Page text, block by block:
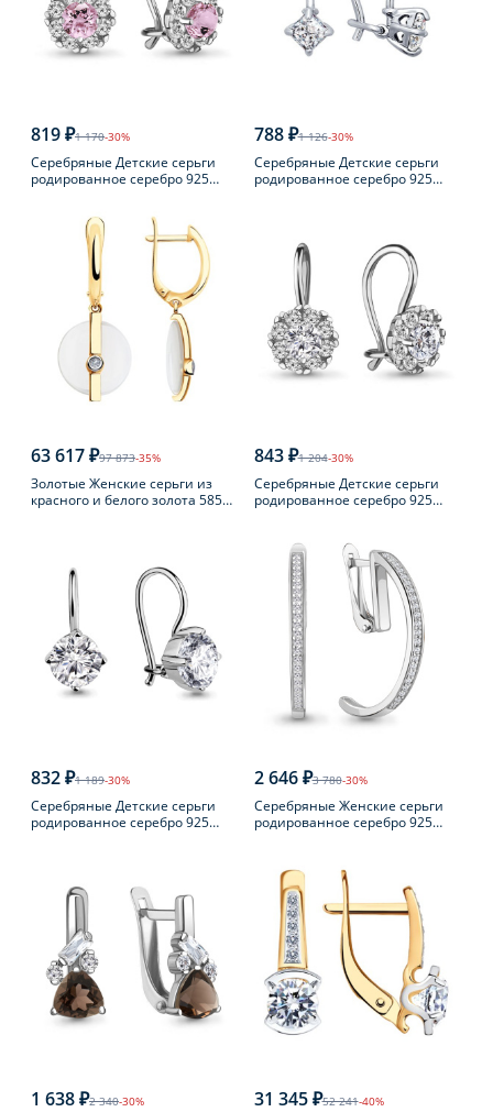
819 ₽1 170-30%
Серебряные Детские серьги
родированное серебро 925
788 ₽1 126-30%
Серебряные Детские серьги
родированное серебро 925
63 617 ₽97 873-35%
Золотые Женские серьги из
красного и белого золота 585
843 ₽1 204-30%
Серебряные Детские серьги
родированное серебро 925
832 ₽1 189-30%
Серебряные Детские серьги
родированное серебро 925
2 646 ₽3 780-30%
Серебряные Женские серьги
родированное серебро 925
1 638 ₽2 340-30% 31 345 ₽52 241-40%